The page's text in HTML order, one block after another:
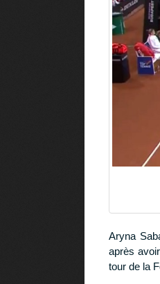
Aryna
après
tour de la